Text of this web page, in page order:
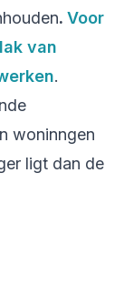
. Voor
van
.
woninngen
ligt dan de